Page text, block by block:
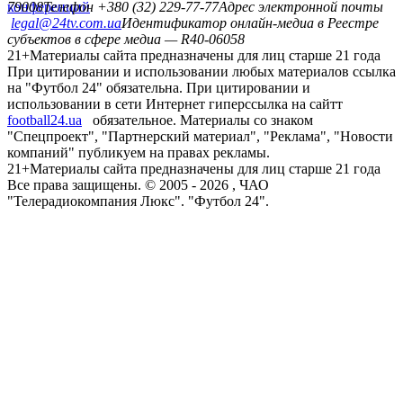
конференций
79008Телефон +380 (32) 229-77-77Адрес электронной почты
legal@24tv.com.uaИдентификатор онлайн-медиа в Реестре
субъектов в сфере медиа — R40-06058
21+Материалы сайта предназначены для лиц старше 21 года
При цитировании и использовании любых материалов ссылка
на "Футбол 24" обязательна. При цитировании и
использовании в сети Интернет гиперссылка на сайтт
football24.ua
обязательное. Материалы со знаком
"Спецпроект", "Партнерский материал", "Реклама", "Новости
компаний" публикуем на правах рекламы.
21+Материалы сайта предназначены для лиц старше 21 года
Все права защищены. © 2005 - 2026 , ЧАО
"Телерадиокомпания Люкс". "Футбол 24".